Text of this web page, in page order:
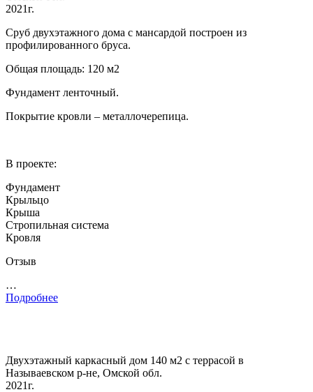
2021г.
Сруб двухэтажного дома с мансардой построен из
профилированного бруса.
Общая площадь: 120 м2
Фундамент ленточный.
Покрытие кровли – металлочерепица.
В проекте:
Фундамент
Крыльцо
Крыша
Стропильная система
Кровля
Отзыв
…
Подробнее
Двухэтажный каркасный дом 140 м2 с террасой в
Называевском р-не, Омской обл.
2021г.